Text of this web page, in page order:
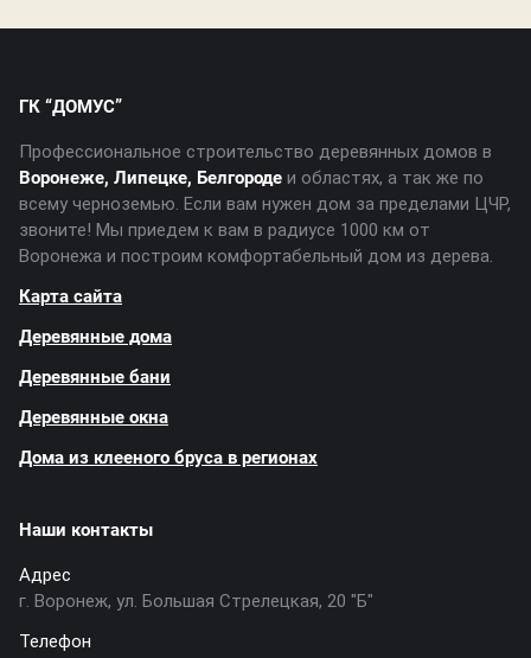
ГК “ДОМУС”
Профессиональное строительство деревянных домов в
Воронеже, Липецке, Белгороде и областях, а так же по
всему черноземью. Если вам нужен дом за пределами ЦЧР,
звоните! Мы приедем к вам в радиусе 1000 км от
Воронежа и построим комфортабельный дом из дерева.
Карта сайта
Деревянные дома
Деревянные бани
Деревянные окна
Дома из клееного бруса в регионах
Наши контакты
Адрес
г. Воронеж, ул. Большая Стрелецкая, 20 "Б"
Телефон